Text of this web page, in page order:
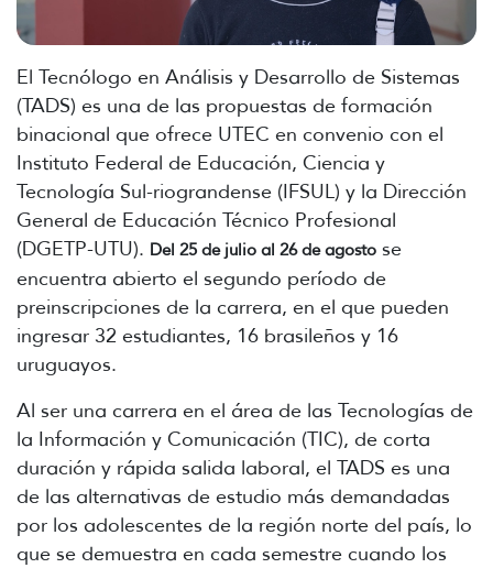
El Tecnólogo en Análisis y Desarrollo de Sistemas
(TADS) es una de las propuestas de formación
binacional que ofrece UTEC en convenio con el
Instituto Federal de Educación, Ciencia y
Tecnología Sul-riograndense (IFSUL) y la Dirección
General de Educación Técnico Profesional
(DGETP-UTU). Del 25 de julio al 26 de agosto se
encuentra abierto el segundo período de
preinscripciones de la carrera, en el que pueden
ingresar 32 estudiantes, 16 brasileños y 16
uruguayos.
Al ser una carrera en el área de las Tecnologías de
la Información y Comunicación (TIC), de corta
duración y rápida salida laboral, el TADS es una
de las alternativas de estudio más demandadas
por los adolescentes de la región norte del país, lo
que se demuestra en cada semestre cuando los